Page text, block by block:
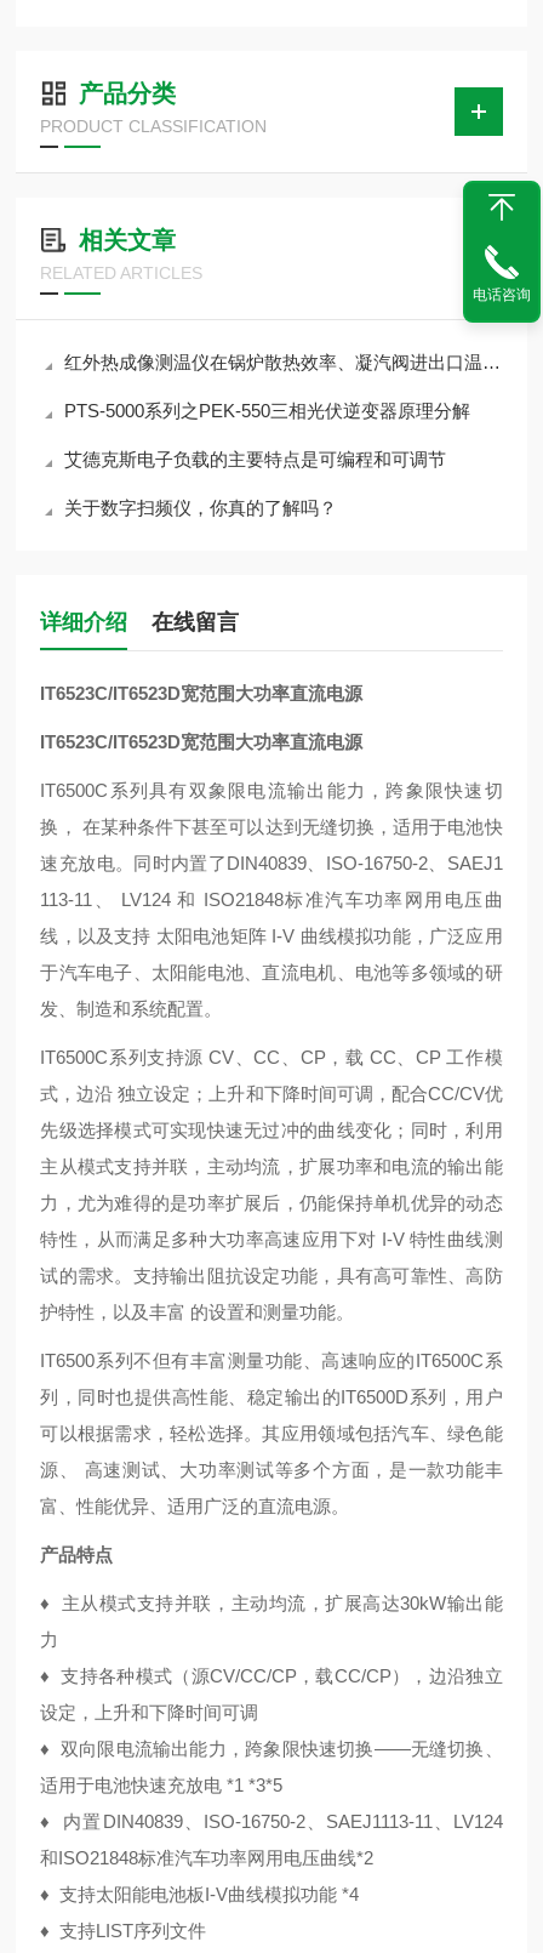
产品分类
PRODUCT CLASSIFICATION
相关文章
RELATED ARTICLES
红外热成像测温仪在锅炉散热效率、凝汽阀进出口温度检测的应用
PTS-5000系列之PEK-550三相光伏逆变器原理分解
艾德克斯电子负载的主要特点是可编程和可调节
关于数字扫频仪，你真的了解吗？
详细介绍 在线留言
IT6523C/IT6523D宽范围大功率直流电源
IT6523C/IT6523D宽范围大功率直流电源
IT6500C系列具有双象限电流输出能力，跨象限快速切
换， 在某种条件下甚至可以达到无缝切换，适用于电池快
速充放电。同时内置了DIN40839、ISO-16750-2、SAEJ1
113-11、 LV124 和 ISO21848标准汽车功率网用电压曲
线，以及支持 太阳电池矩阵 I-V 曲线模拟功能，广泛应用
于汽车电子、太阳能电池、直流电机、电池等多领域的研
发、制造和系统配置。
IT6500C系列支持源 CV、CC、CP，载 CC、CP 工作模
式，边沿 独立设定；上升和下降时间可调，配合CC/CV优
先级选择模式可实现快速无过冲的曲线变化；同时，利用
主从模式支持并联，主动均流，扩展功率和电流的输出能
力，尤为难得的是功率扩展后，仍能保持单机优异的动态
特性，从而满足多种大功率高速应用下对 I-V 特性曲线测
试的需求。支持输出阻抗设定功能，具有高可靠性、高防
护特性，以及丰富 的设置和测量功能。
IT6500系列不但有丰富测量功能、高速响应的IT6500C系
列，同时也提供高性能、稳定输出的IT6500D系列，用户
可以根据需求，轻松选择。其应用领域包括汽车、绿色能
源、 高速测试、大功率测试等多个方面，是一款功能丰
富、性能优异、适用广泛的直流电源。
产品特点
♦ 主从模式支持并联，主动均流，扩展高达30kW输出能
力
♦支持各种模式（源CV/CC/CP，载CC/CP），边沿独立
设定，上升和下降时间可调
♦ 双向限电流输出能力，跨象限快速切换——无缝切换、
适用于电池快速充放电 *1 *3*5
♦ 内置DIN40839、ISO-16750-2、SAEJ1113-11、LV124
和ISO21848标准汽车功率网用电压曲线*2
♦支持太阳能电池板I-V曲线模拟功能 *4
♦支持LIST序列文件
电话咨询